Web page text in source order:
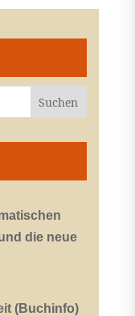
die neue
(Buchinfo)